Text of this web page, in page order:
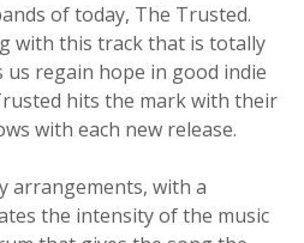
of today, The Trusted.
with this track that is totally
regain hope in good indie
hits the mark with their
with each new release.
arrangements, with a
the intensity of the music